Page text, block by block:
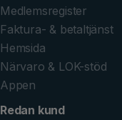
Medlemsregister
Faktura- & betaltjänst
Hemsida
Närvaro & LOK-stöd
Appen
Redan kund